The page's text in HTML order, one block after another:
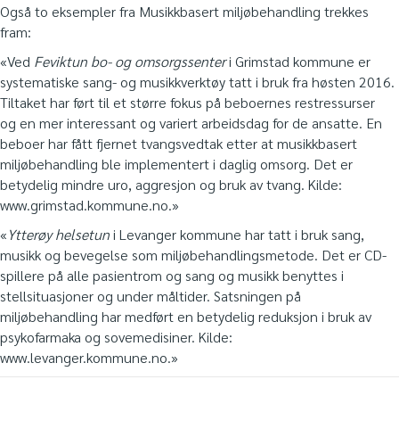
Også to eksempler fra Musikkbasert miljøbehandling trekkes
fram:
«Ved Feviktun bo- og omsorgssenteri Grimstad kommune er
systematiske sang- og musikkverktøy tatt i bruk fra høsten 2016.
Tiltaket har ført til et større fokus på beboernes restressurser
og en mer interessant og variert arbeidsdag for de ansatte. En
beboer har fått fjernet tvangsvedtak etter at musikkbasert
miljøbehandling ble implementert i daglig omsorg. Det er
betydelig mindre uro, aggresjon og bruk av tvang. Kilde:
www.grimstad.kommune.no.»
«Ytterøy helsetuni Levanger kommune har tatt i bruk sang,
musikk og bevegelse som miljøbehandlingsmetode. Det er CD-
spillere på alle pasientrom og sang og musikk benyttes i
stellsituasjoner og under måltider. Satsningen på
miljøbehandling har medført en betydelig reduksjon i bruk av
psykofarmaka og sovemedisiner. Kilde:
www.levanger.kommune.no.»